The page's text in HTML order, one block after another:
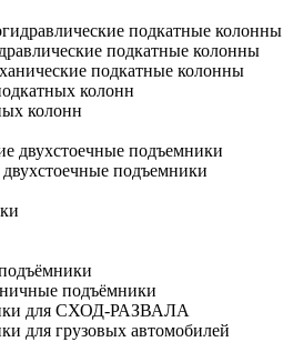
подкатные колонны
подкатные колонны
подкатные колонны
колонн
колонн
двухстоечные подъемники
подъемники
подъёмники
для СХОД-РАЗВАЛА
для грузовых автомобилей